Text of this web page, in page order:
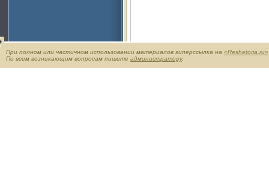
При полном или частичном использовании материалов гиперссылка на «Reshetoria.ru»
По всем возникающим вопросам пишите администратору.